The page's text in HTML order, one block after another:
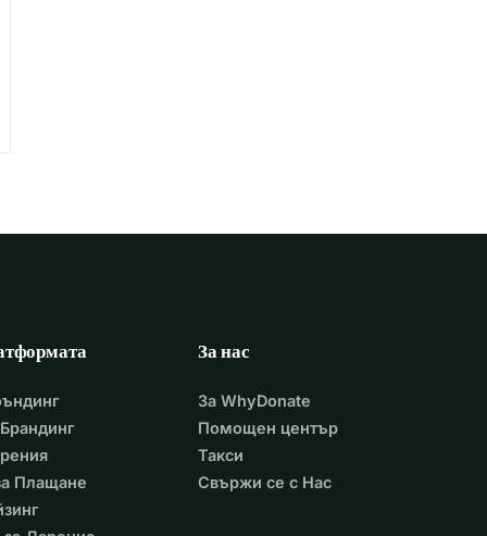
Плащане
За нас
За WhyDonate
Помощен център
Такси
Свържи се с Нас